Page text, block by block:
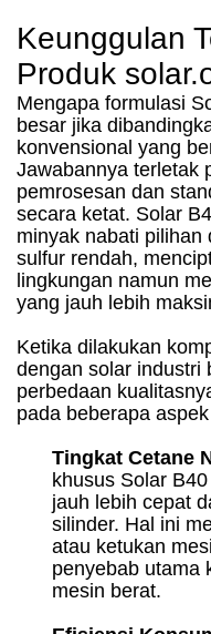
Keunggulan
Produk
Mengapa formulasi
besar jika
konvensional yang
Jawabannya terletak
pemrosesan dan
secara ketat. Solar
minyak nabati pilihan
sulfur rendah,
lingkungan namun
yang jauh lebih
Ketika dilakukan
dengan solar industri
perbedaan
pada beberapa
Tingkat Cetane
khusus Solar
jauh lebih cepat
silinder. Hal ini
atau ketukan
penyebab utama
mesin berat.